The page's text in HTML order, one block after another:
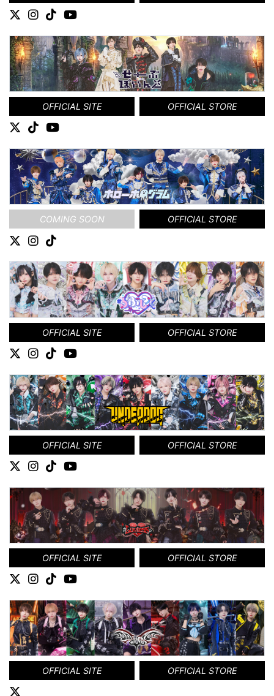
OFFICIAL SITE OFFICIAL STORE
COMING SOON OFFICIAL STORE
OFFICIAL SITE OFFICIAL STORE
OFFICIAL SITE OFFICIAL STORE
OFFICIAL SITE OFFICIAL STORE
OFFICIAL SITE OFFICIAL STORE